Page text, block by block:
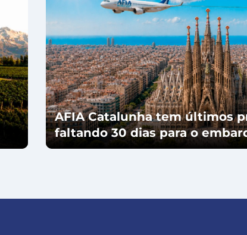
AFIA Catalunha tem últimos
faltando 30 dias para o